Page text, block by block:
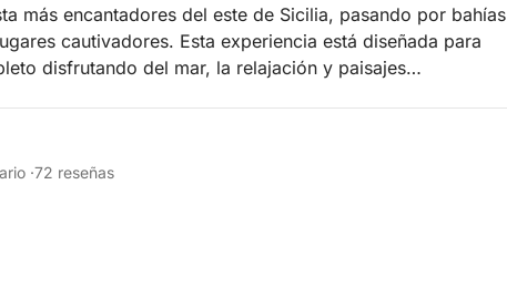
más encantadores del este de Sicilia, pasando por bahías
cautivadores. Esta experiencia está diseñada para
disfrutando del mar, la relajación y paisajes
Taormina e Isola Bella, símbolos icónicos de esta costa,
con un paisaje espectacular y atemporal. Aquí, la costa
·72 reseñas